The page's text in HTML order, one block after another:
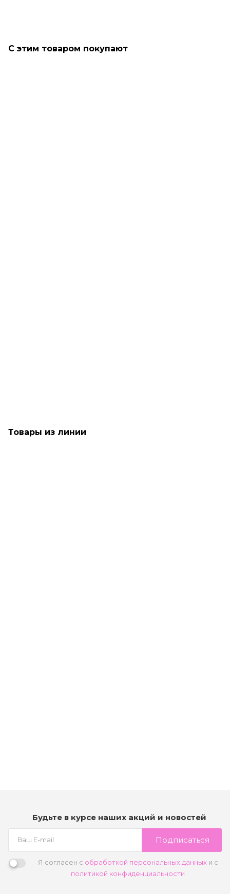
С этим товаром покупают
Товары из линии
Будьте в курсе наших акций и новостей
Подписаться
Я согласен с обработкой персональных данных и с
политикой конфиденциальности